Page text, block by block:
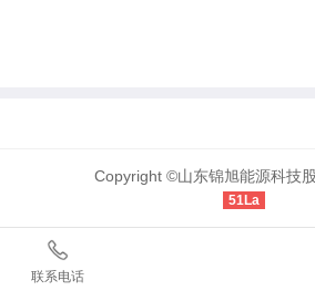
联系电话
Copyright ©山东锦旭能源科技
51La